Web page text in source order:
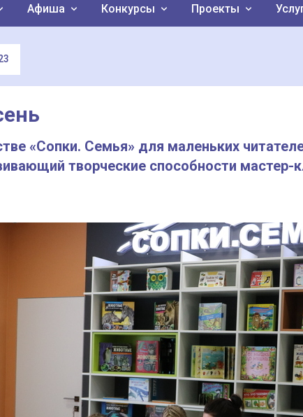
Афиша Конкурсы Проекты
«Сопки. Семья» для маленьких
творческие способности мастер-